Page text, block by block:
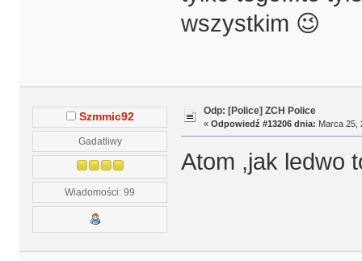
wszystkim 😉
Szmmic92
Gadatliwy
Wiadomości: 99
Odp: [Police] ZCH Police
« Odpowiedź #13206 dnia: Marca 25,
Atom ,jak ledwo